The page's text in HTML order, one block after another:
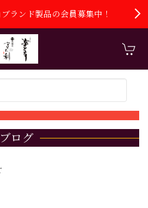
ランド製品の会員募集中！
ブログ